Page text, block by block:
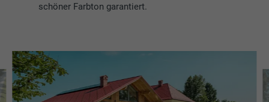
schöner Farbton garantiert.